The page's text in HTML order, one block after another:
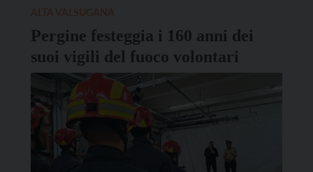
Pergine festeggia i 160 anni dei
suoi vigili del fuoco volontari